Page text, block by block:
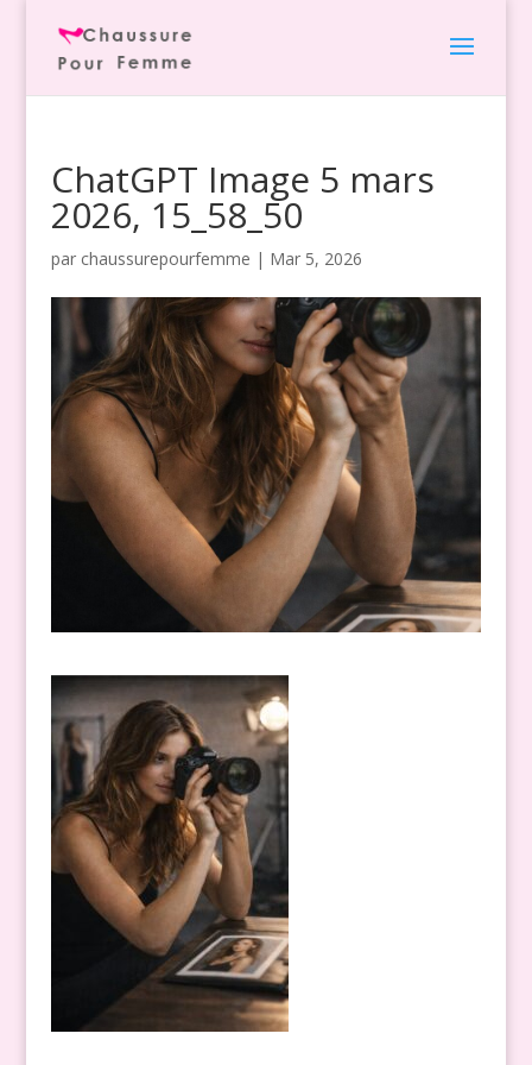
ChatGPT Image 5 mars
2026, 15_58_50
par chaussurepourfemme | Mar 5, 2026